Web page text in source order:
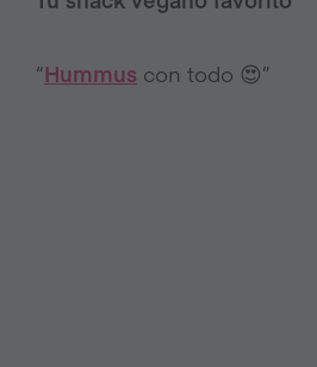
“Hummus con todo 😍”